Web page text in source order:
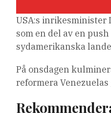
USA:s inrikesminister
som en del av en
sydamerikanska
På onsdagen
reformera